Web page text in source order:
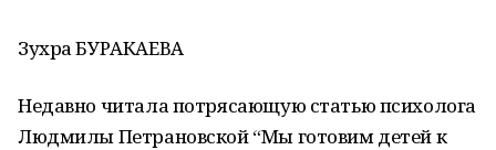
Зухра БУРАКАЕВА
Недавно читала потрясающую статью психолога
Людмилы Петрановской “Мы готовим детей к